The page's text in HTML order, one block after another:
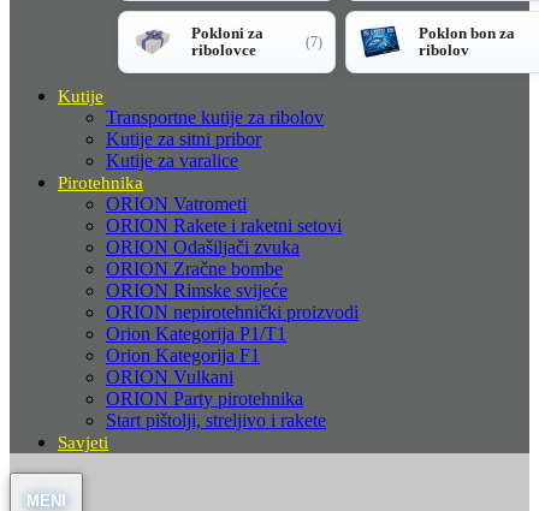
Pokloni za
ribolovce
(7)
Poklon bon za
ribolov
Kutije
Transportne kutije za ribolov
Kutije za sitni pribor
Kutije za varalice
Pirotehnika
ORION Vatrometi
ORION Rakete i raketni setovi
ORION Odašiljači zvuka
ORION Zračne bombe
ORION Rimske svijeće
ORION nepirotehnički proizvodi
Orion Kategorija P1/T1
Orion Kategorija F1
ORION Vulkani
ORION Party pirotehnika
Start pištolji, streljivo i rakete
Savjeti